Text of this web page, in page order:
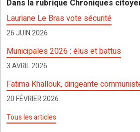
o
o
k
A
p
p
g
er
c
h
at
er
Dans la rubrique Chroniques
Lauriane Le Bras vote sécurité
26 JUIN 2026
Municipales 2026 : élus et battus
3 AVRIL 2026
Fatima Khallouk, dirigeante
20 FÉVRIER 2026
Tous les articles